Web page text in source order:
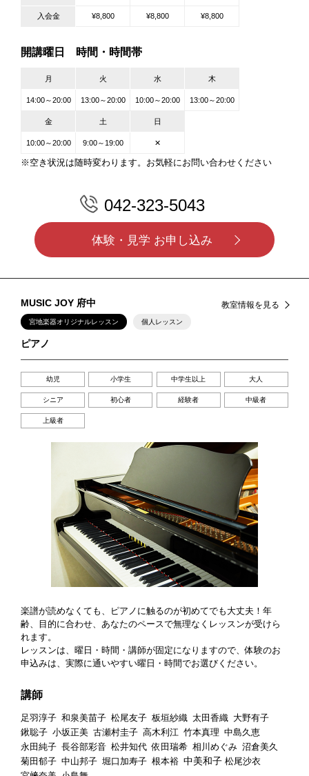
入会金 ¥8,800 ¥8,800 ¥8,800
開講曜日 時間・時間帯
月 火 水 木
14:00～20:00 13:00～20:00 10:00～20:00 13:00～20:00
金 土 日
10:00～20:00 9:00～19:00 ✕
※空き状況は随時変わります。お気軽にお問い合わせください
042-323-5043
体験・見学 お申し込み
MUSIC JOY 府中 教室情報を見る
宮地楽器オリジナルレッスン 個人レッスン
ピアノ
幼児 小学生 中学生以上 大人
シニア 初心者 経験者 中級者
上級者
楽譜が読めなくても、ピアノに触るのが初めてでも大丈夫！年
齢、目的に合わせ、あなたのペースで無理なくレッスンが受けら
れます。
レッスンは、曜日・時間・講師が固定になりますので、体験のお
申込みは、実際に通いやすい曜日・時間でお選びください。
講師
足羽淳子 和泉美苗子 松尾友子 板垣紗織 太田香織 大野有子
鍬聡子 小坂正美 古瀬村圭子 高木利江 竹本真理 中島久恵
永田純子 長谷部彩音 松井知代 依田瑞希 相川めぐみ 沼倉美久
菊田郁子 中山邦子 堀口加寿子 根本裕 中美和子 松尾沙衣